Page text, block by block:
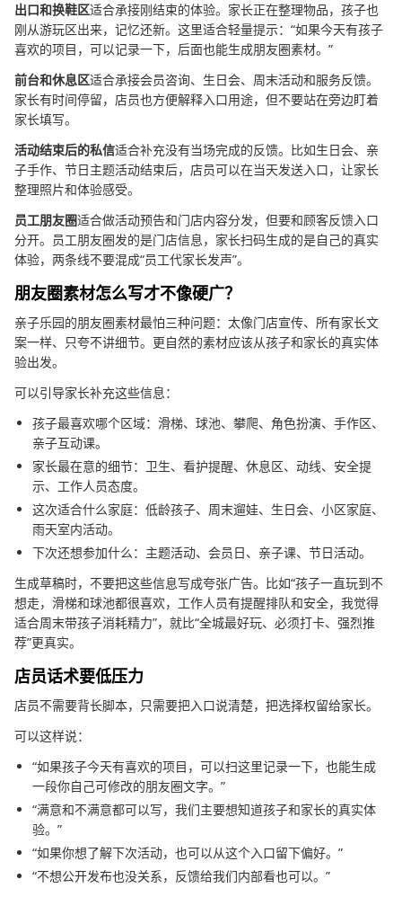
出口和换鞋区适合承接刚结束的体验。家长正在整理物品，孩子也
刚从游玩区出来，记忆还新。这里适合轻量提示：“如果今天有孩子
喜欢的项目，可以记录一下，后面也能生成朋友圈素材。”
前台和休息区适合承接会员咨询、生日会、周末活动和服务反馈。
家长有时间停留，店员也方便解释入口用途，但不要站在旁边盯着
家长填写。
活动结束后的私信适合补充没有当场完成的反馈。比如生日会、亲
子手作、节日主题活动结束后，店员可以在当天发送入口，让家长
整理照片和体验感受。
员工朋友圈适合做活动预告和门店内容分发，但要和顾客反馈入口
分开。员工朋友圈发的是门店信息，家长扫码生成的是自己的真实
体验，两条线不要混成“员工代家长发声”。
朋友圈素材怎么写才不像硬广？
亲子乐园的朋友圈素材最怕三种问题：太像门店宣传、所有家长文
案一样、只夸不讲细节。更自然的素材应该从孩子和家长的真实体
验出发。
可以引导家长补充这些信息：
孩子最喜欢哪个区域：滑梯、球池、攀爬、角色扮演、手作区、
亲子互动课。
家长最在意的细节：卫生、看护提醒、休息区、动线、安全提
示、工作人员态度。
这次适合什么家庭：低龄孩子、周末遛娃、生日会、小区家庭、
雨天室内活动。
下次还想参加什么：主题活动、会员日、亲子课、节日活动。
生成草稿时，不要把这些信息写成夸张广告。比如“孩子一直玩到不
想走，滑梯和球池都很喜欢，工作人员有提醒排队和安全，我觉得
适合周末带孩子消耗精力”，就比“全城最好玩、必须打卡、强烈推
荐”更真实。
店员话术要低压力
店员不需要背长脚本，只需要把入口说清楚，把选择权留给家长。
可以这样说：
“如果孩子今天有喜欢的项目，可以扫这里记录一下，也能生成
一段你自己可修改的朋友圈文字。”
“满意和不满意都可以写，我们主要想知道孩子和家长的真实体
验。”
“如果你想了解下次活动，也可以从这个入口留下偏好。”
“不想公开发布也没关系，反馈给我们内部看也可以。”